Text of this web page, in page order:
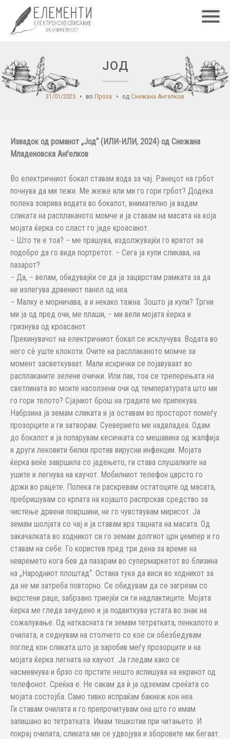
ЈОД
31/01/2025 во Проза од Снежана Ангелков
Извадок од романот „Јод“ (ИЛИ-ИЛИ, 2024) од Снежана
Младеновска Анѓелков
Во електричниот бокал ставам вода за чај. Ранецот на грбот
почнува да ми тежи. Ме жеже или ми го гори грбот? Додека
полека зоврива водата во бокалот, внимателно ја вадам
сликата на расплаканото момче и ја ставам на масата на која
мојата ќерка со сласт го јаде кроасанот.
− Што ти е тоа? − ме прашува, издолжувајќи го вратот за
подобро да го види портретот. − Сега ја купи сликава, на
пазарот?
− Да, − велам, обидувајќи се да ја зацврстам рамката за да
не излегува дрвениот панел од неа.
− Малку е морничава, а и некако тажна. Зошто ја купи? Тргни
ми ја од пред очи, ме плаши, − ми вели мојата ќерка и
гризнува од кроасанот.
Прекинувачот на електричниот бокал се исклучува. Водата во
него сѐ уште клокоти. Очите на расплаканото момче за
момент засветкуваат. Мали искрички се појавуваат во
расплаканите зелени очички. Или пак, тоа се треперењата на
светлината во моите насолзени очи од температурата што ми
го гори телото? Сјајниот брош на градите ме припекува.
Набрзина ја земам сликата и ја оставам во просторот помеѓу
прозорците и ги затворам. Суеверието ме надвладеа. Одам
до бокалот и ја попарувам кесичката со мешавина од жалфија
и други лековити билки против вирусни инфекции. Мојата
ќерка веќе завршила со јадењето, ги става слушалките на
ушите и легнува на каучот. Мобилниот телефон цврсто го
држи во рацете. Полека ги раскревам остатоците од масата,
пребришувам со крпата на којашто распрскав средство за
чистење дрвени површини; не го чувствувам мирисот. Ја
земам шолјата со чај и ја ставам врз тацната на масата. Од
закачалката во ходникот си го земам долгиот црн џемпер и го
ставам на себе. Го користев пред три дена за време на
невремето кога бев да пазарам во супермаркетот во близина
на „Народниот плоштад“. Остана тука да виси во ходникот за
да не ми затреба повторно. Се обидувам да се загреам со
вкрстени раце, забрзано триејќи си ги надлактиците. Мојата
ќерка ме гледа зачудено и ја подвиткува устата во знак на
сожалување. Од наткасната ги земам тетратката, пенкалото и
очилата, и седнувам на столчето со кое си обезбедувам
поглед кон сликата што ја заробив меѓу прозорците и на
мојата ќерка легната на каучот. Ја гледам како се
насмевнува и брзо со прстите нешто испишува на екранот од
телефонот. Среќна е. Не сакам да ѝ ја одземам среќата со
мојата состојба. Само тивко испраќам бакнеж кон неа.
Ги ставам очилата и го препрочитувам она што го имам
запишано во тетратката. Имам тешкотии при читањето. И
покрај очилата, сликата ми се удвојува и зборовите ми бегаат.